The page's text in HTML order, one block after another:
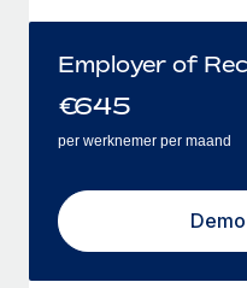
Employer of
€645
per werknemer per maand